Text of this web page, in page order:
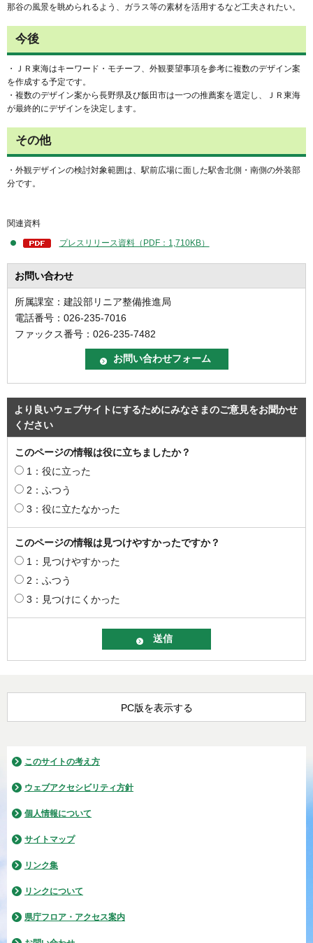
那谷の風景を眺められるよう、ガラス等の素材を活用するなど工夫されたい。
今後
・ＪＲ東海はキーワード・モチーフ、外観要望事項を参考に複数のデザイン案
を作成する予定です。
・複数のデザイン案から長野県及び飯田市は一つの推薦案を選定し、ＪＲ東海
が最終的にデザインを決定します。
その他
・外観デザインの検討対象範囲は、駅前広場に面した駅舎北側・南側の外装部
分です。
関連資料
プレスリリース資料（PDF：1,710KB）
お問い合わせ
所属課室：建設部リニア整備推進局
電話番号：026-235-7016
ファックス番号：026-235-7482
より良いウェブサイトにするためにみなさまのご意見をお聞かせ
ください
このページの情報は役に立ちましたか？
1：役に立った
2：ふつう
3：役に立たなかった
このページの情報は見つけやすかったですか？
1：見つけやすかった
2：ふつう
3：見つけにくかった
PC版を表示する
このサイトの考え方
ウェブアクセシビリティ方針
個人情報について
サイトマップ
リンク集
リンクについて
県庁フロア・アクセス案内